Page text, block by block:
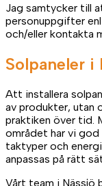
Jag samtycker till
personuppgifter
och/eller kontakta
Solpaneler i
Att installera
av produkter, utan
praktiken över tid.
området har vi
taktyper och
anpassas på rätt
Vårt team i Nässjö